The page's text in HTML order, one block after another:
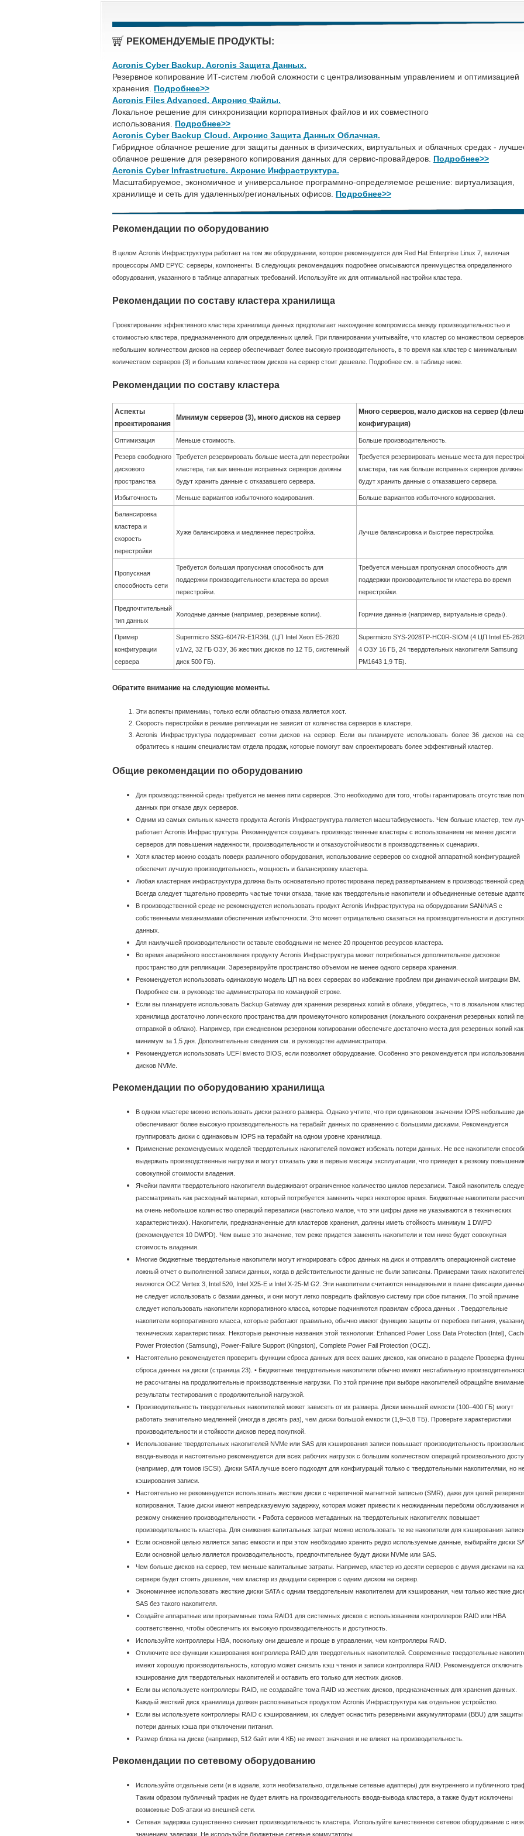
РЕКОМЕНДУЕМЫЕ ПРОДУКТЫ:
Acronis Cyber Backup. Acronis Защита Данных.
Резервное копирование ИТ-систем любой сложности с централизованным управлением и оптимизацией
хранения. Подробнее>>
Acronis Files Advanced. Акронис Файлы.
Локальное решение для синхронизации корпоративных файлов и их совместного
использования. Подробнее>>
Acronis Cyber Backup Cloud. Акронис Защита Данных Облачная.
Гибридное облачное решение для защиты данных в физических, виртуальных и облачных средах -
облачное решение для резервного копирования данных для сервис-провайдеров. Подробнее>>
Acronis Cyber Infrastructure. Акронис Инфраструктура.
Масштабируемое, экономичное и универсальное программно-определяемое решение: виртуализация,
хранилище и сеть для удаленных/региональных офисов. Подробнее>>
Рекомендации по оборудованию
В целом Acronis Инфраструктура работает на том же оборудовании, которое рекомендуется для Red Hat Enterprise Linux 7, включая
процессоры AMD EPYC: серверы, компоненты. В следующих рекомендациях подробнее описываются преимущества определенного
оборудования, указанного в таблице аппаратных требований. Используйте их для оптимальной настройки кластера.
Рекомендации по составу кластера хранилища
Проектирование эффективного кластера хранилища данных предполагает нахождение компромисса между производительностью и
стоимостью кластера, предназначенного для определенных целей. При планировании учитывайте, что кластер со множеством
небольшим количеством дисков на сервер обеспечивает более высокую производительность, в то время как кластер с минимальным
количеством серверов (3) и большим количеством дисков на сервер стоит дешевле. Подробнее см. в таблице ниже.
Рекомендации по составу кластера
Аспекты
проектирования
Минимум серверов (3), много дисков на сервер
Много серверов, мало дисков на сервер
конфигурация)
Оптимизация Меньше стоимость. Больше производительность.
Резерв свободного
дискового
пространства
Требуется резервировать больше места для перестройки
кластера, так как меньше исправных серверов должны
будут хранить данные с отказавшего сервера.
Требуется резервировать меньше места для
кластера, так как больше исправных серверов должны
будут хранить данные с отказавшего сервера.
Избыточность Меньше вариантов избыточного кодирования. Больше вариантов избыточного кодирования.
Балансировка
кластера и
скорость
перестройки
Хуже балансировка и медленнее перестройка. Лучше балансировка и быстрее перестройка.
Пропускная
способность сети
Требуется большая пропускная способность для
поддержки производительности кластера во время
перестройки.
Требуется меньшая пропускная способность для
поддержки производительности кластера во время
перестройки.
Предпочтительный
тип данных
Холодные данные (например, резервные копии). Горячие данные (например, виртуальные среды).
Пример
конфигурации
сервера
Supermicro SSG-6047R-E1R36L (ЦП Intel Xeon E5-2620
v1/v2, 32 ГБ ОЗУ, 36 жестких дисков по 12 ТБ, системный
диск 500 ГБ).
Supermicro SYS-2028TP-HC0R-SIOM (4 ЦП Intel E5-
4 ОЗУ 16 ГБ, 24 твердотельных накопителя Samsung
PM1643 1,9 ТБ).
Обратите внимание на следующие моменты.
Эти аспекты применимы, только если областью отказа является хост.
Скорость перестройки в режиме репликации не зависит от количества серверов в кластере.
Acronis Инфраструктура поддерживает сотни дисков на сервер. Если вы планируете использовать более 36 дисков на
обратитесь к нашим специалистам отдела продаж, которые помогут вам спроектировать более эффективный кластер.
Общие рекомендации по оборудованию
Для производственной среды требуется не менее пяти серверов. Это необходимо для того, чтобы гарантировать отсутствие
данных при отказе двух серверов.
Одним из самых сильных качеств продукта Acronis Инфраструктура является масштабируемость. Чем больше кластер, тем
работает Acronis Инфраструктура. Рекомендуется создавать производственные кластеры с использованием не менее десяти
серверов для повышения надежности, производительности и отказоустойчивости в производственных сценариях.
Хотя кластер можно создать поверх различного оборудования, использование серверов со сходной аппаратной конфигурацией
обеспечит лучшую производительность, мощность и балансировку кластера.
Любая кластерная инфраструктура должна быть основательно протестирована перед развертыванием в производственной
Всегда следует тщательно проверять частые точки отказа, такие как твердотельные накопители и объединенные сетевые
В производственной среде не рекомендуется использовать продукт Acronis Инфраструктура на оборудовании SAN/NAS с
собственными механизмами обеспечения избыточности. Это может отрицательно сказаться на производительности и
данных.
Для наилучшей производительности оставьте свободными не менее 20 процентов ресурсов кластера.
Во время аварийного восстановления продукту Acronis Инфраструктура может потребоваться дополнительное дисковое
пространство для репликации. Зарезервируйте пространство объемом не менее одного сервера хранения.
Рекомендуется использовать одинаковую модель ЦП на всех серверах во избежание проблем при динамической миграции ВМ.
Подробнее см. в руководстве администратора по командной строке.
Если вы планируете использовать Backup Gateway для хранения резервных копий в облаке, убедитесь, что в локальном
хранилища достаточно логического пространства для промежуточного копирования (локального сохранения резервных копий
отправкой в облако). Например, при ежедневном резервном копировании обеспечьте достаточно места для резервных копий как
минимум за 1,5 дня. Дополнительные сведения см. в руководстве администратора.
Рекомендуется использовать UEFI вместо BIOS, если позволяет оборудование. Особенно это рекомендуется при
дисков NVMe.
Рекомендации по оборудованию хранилища
В одном кластере можно использовать диски разного размера. Однако учтите, что при одинаковом значении IOPS небольшие
обеспечивают более высокую производительность на терабайт данных по сравнению с большими дисками. Рекомендуется
группировать диски с одинаковым IOPS на терабайт на одном уровне хранилища.
Применение рекомендуемых моделей твердотельных накопителей поможет избежать потери данных. Не все накопители
выдержать производственные нагрузки и могут отказать уже в первые месяцы эксплуатации, что приведет к резкому
совокупной стоимости владения.
Ячейки памяти твердотельного накопителя выдерживают ограниченное количество циклов перезаписи. Такой накопитель
рассматривать как расходный материал, который потребуется заменить через некоторое время. Бюджетные накопители
на очень небольшое количество операций перезаписи (настолько малое, что эти цифры даже не указываются в технических
характеристиках). Накопители, предназначенные для кластеров хранения, должны иметь стойкость минимум 1 DWPD
(рекомендуется 10 DWPD). Чем выше это значение, тем реже придется заменять накопители и тем ниже будет совокупная
стоимость владения.
Многие бюджетные твердотельные накопители могут игнорировать сброс данных на диск и отправлять операционной системе
ложный отчет о выполненной записи данных, когда в действительности данные не были записаны. Примерами таких
являются OCZ Vertex 3, Intel 520, Intel X25-E и Intel X-25-M G2. Эти накопители считаются ненадежными в плане фиксации
не следует использовать с базами данных, и они могут легко повредить файловую систему при сбое питания. По этой причине
следует использовать накопители корпоративного класса, которые подчиняются правилам сброса данных . Твердотельные
накопители корпоративного класса, которые работают правильно, обычно имеют функцию защиты от перебоев питания,
технических характеристиках. Некоторые рыночные названия этой технологии: Enhanced Power Loss Data Protection (Intel),
Power Protection (Samsung), Power-Failure Support (Kingston), Complete Power Fail Protection (OCZ).
Настоятельно рекомендуется проверить функции сброса данных для всех ваших дисков, как описано в разделе Проверка
сброса данных на диски (страница 23). • Бюджетные твердотельные накопители обычно имеют нестабильную
не рассчитаны на продолжительные производственные нагрузки. По этой причине при выборе накопителей обращайте
результаты тестирования с продолжительной нагрузкой.
Производительность твердотельных накопителей может зависеть от их размера. Диски меньшей емкости (100–400 ГБ) могут
работать значительно медленней (иногда в десять раз), чем диски большой емкости (1,9–3,8 ТБ). Проверьте характеристики
производительности и стойкости дисков перед покупкой.
Использование твердотельных накопителей NVMe или SAS для кэширования записи повышает производительность
ввода-вывода и настоятельно рекомендуется для всех рабочих нагрузок с большим количеством операций произвольного
(например, для томов iSCSI). Диски SATA лучше всего подходят для конфигураций только с твердотельными накопителями, но
кэширования записи.
Настоятельно не рекомендуется использовать жесткие диски с черепичной магнитной записью (SMR), даже для целей
копирования. Такие диски имеют непредсказуемую задержку, которая может привести к неожиданным перебоям обслуживания и
резкому снижению производительности. • Работа сервисов метаданных на твердотельных накопителях повышает
производительность кластера. Для снижения капитальных затрат можно использовать те же накопители для кэширования
Если основной целью является запас емкости и при этом необходимо хранить редко используемые данные, выбирайте диски
Если основной целью является производительность, предпочтительнее будут диски NVMe или SAS.
Чем больше дисков на сервер, тем меньше капитальные затраты. Например, кластер из десяти серверов с двумя дисками на
сервере будет стоить дешевле, чем кластер из двадцати серверов с одним диском на сервер.
Экономичнее использовать жесткие диски SATA с одним твердотельным накопителем для кэширования, чем только жесткие
SAS без такого накопителя.
Создайте аппаратные или программные тома RAID1 для системных дисков с использованием контроллеров RAID или HBA
соответственно, чтобы обеспечить их высокую производительность и доступность.
Используйте контроллеры HBA, поскольку они дешевле и проще в управлении, чем контроллеры RAID.
Отключите все функции кэширования контроллера RAID для твердотельных накопителей. Современные твердотельные
имеют хорошую производительность, которую может снизить кэш чтения и записи контроллера RAID. Рекомендуется отключить
кэширование для твердотельных накопителей и оставить его только для жестких дисков.
Если вы используете контроллеры RAID, не создавайте тома RAID из жестких дисков, предназначенных для хранения данных.
Каждый жесткий диск хранилища должен распознаваться продуктом Acronis Инфраструктура как отдельное устройство.
Если вы используете контроллеры RAID с кэшированием, их следует оснастить резервными аккумуляторами (BBU) для защиты
потери данных кэша при отключении питания.
Размер блока на диске (например, 512 байт или 4 КБ) не имеет значения и не влияет на производительность.
Рекомендации по сетевому оборудованию
Используйте отдельные сети (и в идеале, хотя необязательно, отдельные сетевые адаптеры) для внутреннего и публичного
Таким образом публичный трафик не будет влиять на производительность ввода-вывода кластера, а также будут исключены
возможные DoS-атаки из внешней сети.
Сетевая задержка существенно снижает производительность кластера. Используйте качественное сетевое оборудование с
значением задержки. Не используйте бюджетные сетевые коммутаторы.